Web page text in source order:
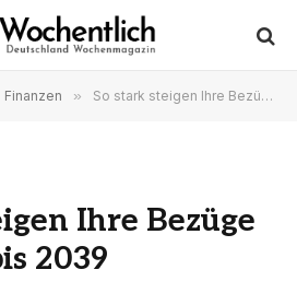
Finanzen » So stark steigen Ihre Bezüge der Rente bis 2039
Ihre Bezüge
2039